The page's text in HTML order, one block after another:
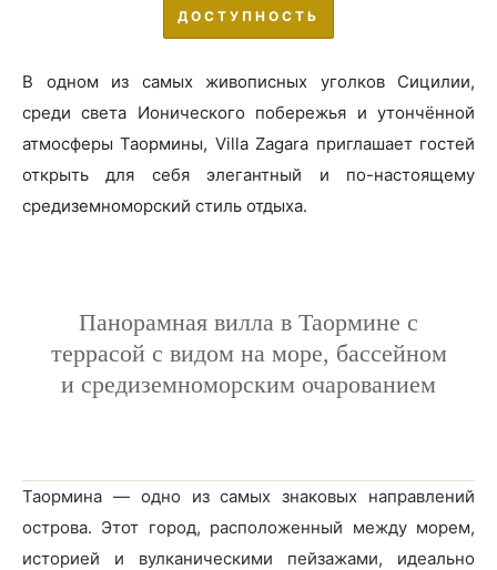
ДОСТУПНОСТЬ
В одном из самых живописных уголков Сицилии,
среди света Ионического побережья и утончённой
атмосферы Таормины, Villa Zagara приглашает гостей
открыть для себя элегантный и по-настоящему
средиземноморский стиль отдыха.
Панорамная вилла в Таормине с
террасой с видом на море, бассейном
и средиземноморским очарованием
Таормина — одно из самых знаковых направлений
острова. Этот город, расположенный между морем,
историей и вулканическими пейзажами, идеально